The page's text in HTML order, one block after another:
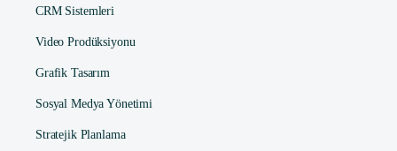
CRM Sistemleri
Video Prodüksiyonu
Grafik Tasarım
Sosyal Medya Yönetimi
Stratejik Planlama